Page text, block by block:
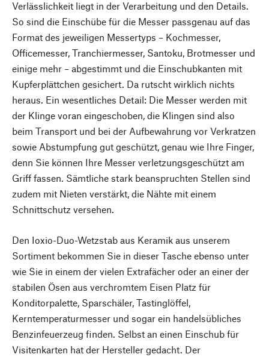
Verlässlichkeit liegt in der Verarbeitung und den Details.
So sind die Einschübe für die Messer passgenau auf das
Format des jeweiligen Messertyps – Kochmesser,
Officemesser, Tranchiermesser, Santoku, Brotmesser und
einige mehr – abgestimmt und die Einschubkanten mit
Kupferplättchen gesichert. Da rutscht wirklich nichts
heraus. Ein wesentliches Detail: Die Messer werden mit
der Klinge voran eingeschoben, die Klingen sind also
beim Transport und bei der Aufbewahrung vor Verkratzen
sowie Abstumpfung gut geschützt, genau wie Ihre Finger,
denn Sie können Ihre Messer verletzungsgeschützt am
Griff fassen. Sämtliche stark beanspruchten Stellen sind
zudem mit Nieten verstärkt, die Nähte mit einem
Schnittschutz versehen.
Den Ioxio-Duo-Wetzstab aus Keramik aus unserem
Sortiment bekommen Sie in dieser Tasche ebenso unter
wie Sie in einem der vielen Extrafächer oder an einer der
stabilen Ösen aus verchromtem Eisen Platz für
Konditorpalette, Sparschäler, Tastinglöffel,
Kerntemperaturmesser und sogar ein handelsübliches
Benzinfeuerzeug finden. Selbst an einen Einschub für
Visitenkarten hat der Hersteller gedacht. Der